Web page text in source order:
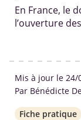
En France, le
l’ouverture
en situation
remplir ?
obtenir des
Mis à jour le 24/
Par Bénédicte
Fiche pratique